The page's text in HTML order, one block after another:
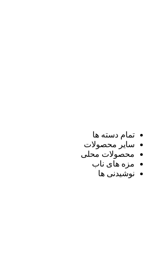
تمام دسته ها
سایر محصولات
محصولات محلی
مزه های ناب
نوشیدنی ها